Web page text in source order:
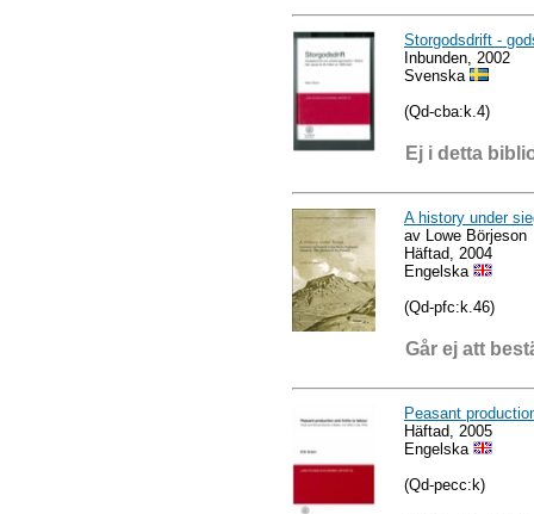
Storgodsdrift -
Inbunden, 2002
Svenska
(Qd-cba:k.4)
Ej i detta
A history under
av Lowe Börjeson
Häftad, 2004
Engelska
(Qd-pfc:k.46)
Går ej att
Peasant
Häftad, 2005
Engelska
(Qd-pecc:k)